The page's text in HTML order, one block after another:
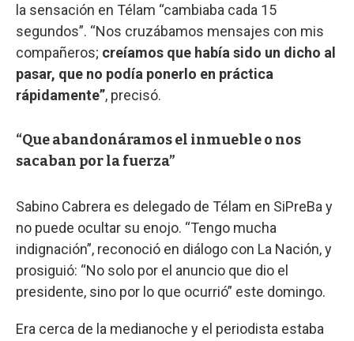
la sensación en Télam “cambiaba cada 15
segundos”. “Nos cruzábamos mensajes con mis
compañeros; creíamos que había sido un dicho al
pasar, que no podía ponerlo en práctica
rápidamente”, precisó.
“Que abandonáramos el inmueble o nos
sacaban por la fuerza”
Sabino Cabrera es delegado de Télam en SiPreBa y
no puede ocultar su enojo. “Tengo mucha
indignación”, reconoció en diálogo con La Nación, y
prosiguió: “No solo por el anuncio que dio el
presidente, sino por lo que ocurrió” este domingo.
Era cerca de la medianoche y el periodista estaba